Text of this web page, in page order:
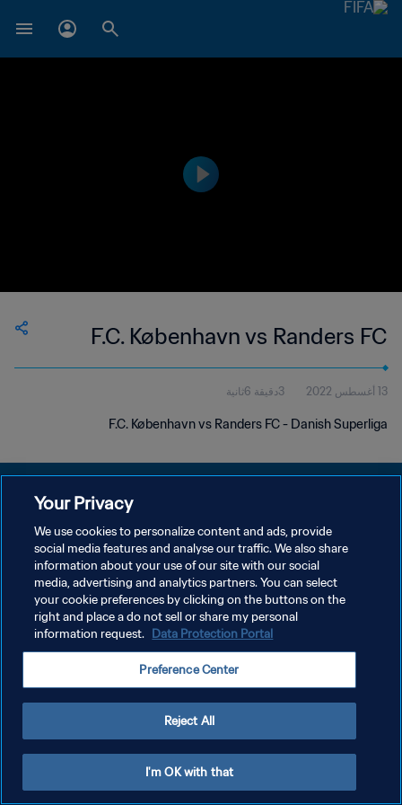
F.C. København vs Randers FC
13 أغسطس 2022 3دقيقة 6ثانية
F.C. København vs Randers FC - Danish Superliga
سياسة الخصوصية
إدارة تفضيلات ملفات تعريف الارتباط
Your Privacy
We use cookies to personalize content and ads, provide
social media features and analyse our traffic. We also share
information about your use of our site with our social
media, advertising and analytics partners. You can select
your cookie preferences by clicking on the buttons on the
right and place a do not sell or share my personal
information request. Data Protection Portal
Preference Center
Reject All
I'm OK with that